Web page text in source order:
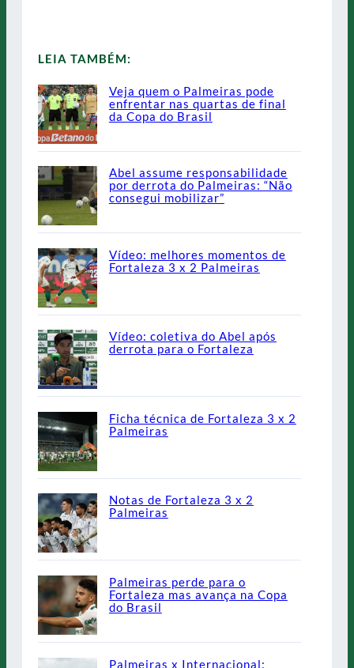
LEIA TAMBÉM:
Veja quem o Palmeiras pode
enfrentar nas quartas de final
da Copa do Brasil
Abel assume responsabilidade
por derrota do Palmeiras: “Não
consegui mobilizar”
Vídeo: melhores momentos de
Fortaleza 3 x 2 Palmeiras
Vídeo: coletiva do Abel após
derrota para o Fortaleza
Ficha técnica de Fortaleza 3 x 2
Palmeiras
Notas de Fortaleza 3 x 2
Palmeiras
Palmeiras perde para o
Fortaleza mas avança na Copa
do Brasil
Palmeiras x Internacional: